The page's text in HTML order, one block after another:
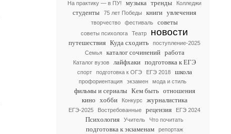
На практику — в ПУ! музыка тренды Колледжи
студенты 75 лет Победы книги увлечения
творчество фестиваль советы
советы психолога Театр новости
путешествия Куда сходить
поступление-2025
Семья
каталог сочинений работа
Каталог вузов лайфхаки подготовка к ЕГЭ
спорт подготовка к ОГЭ ЕГЭ 2018 школа
профориентация экзамен мода и стиль
фильмы и сериалы Кем быть отношения
кино хобби Конкурс журналистика
ЕГЭ-2025 Востребованные рецензия ЕГЭ 2024
Психология Учитель Что почитать
подготовка к экзаменам
репортаж